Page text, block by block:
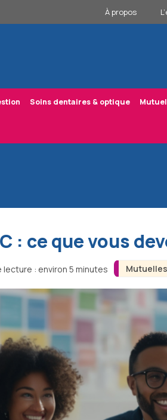
À propos
Soins dentaires & optique
: ce que vous
lecture : environ 5 minutes